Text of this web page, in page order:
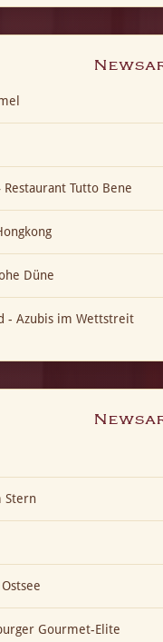
Tutto Bene
Düne
- Azubis im Wettstreit
Stern
Gourmet-Elite